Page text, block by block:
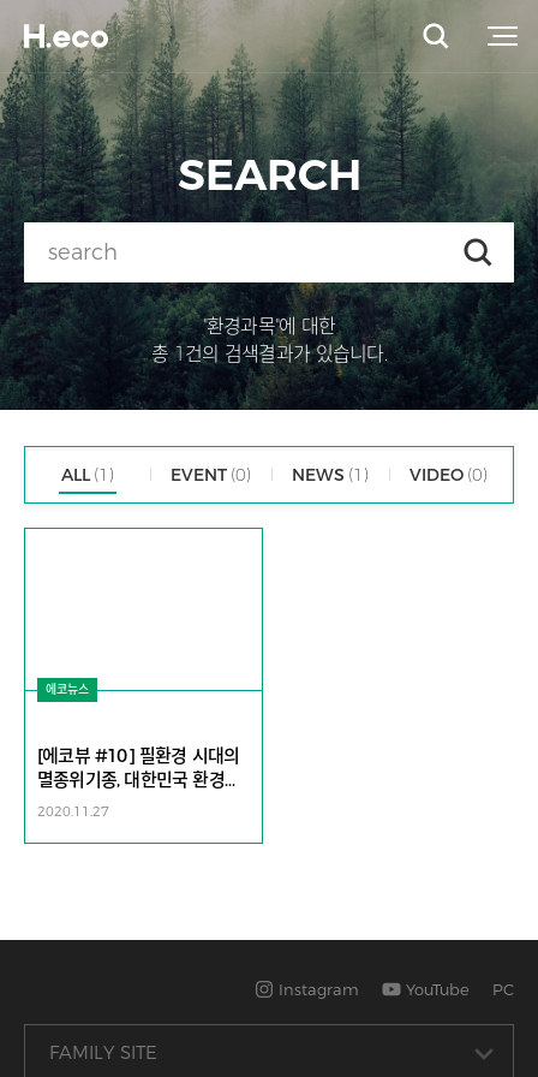
SEARCH
"환경과목"에 대한
총 1건의 검색결과가 있습니다.
ALL (1) EVENT (0) NEWS (1) VIDEO (0)
에코뉴스
[에코뷰 #10] 필환경 시대의
멸종위기종, 대한민국 환경교
사
2020.11.27
Instagram YouTube PC